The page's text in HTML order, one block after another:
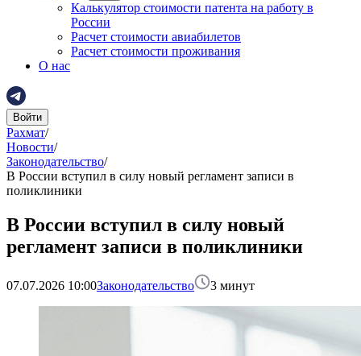
Калькулятор стоимости патента на работу в
России
Расчет стоимости авиабилетов
Расчет стоимости проживания
О нас
Войти
Рахмат/
Новости/
Законодательство/
В России вступил в силу новый регламент записи в
поликлиники
В России вступил в силу новый
регламент записи в поликлиники
07.07.2026 10:00Законодательство 3 минут